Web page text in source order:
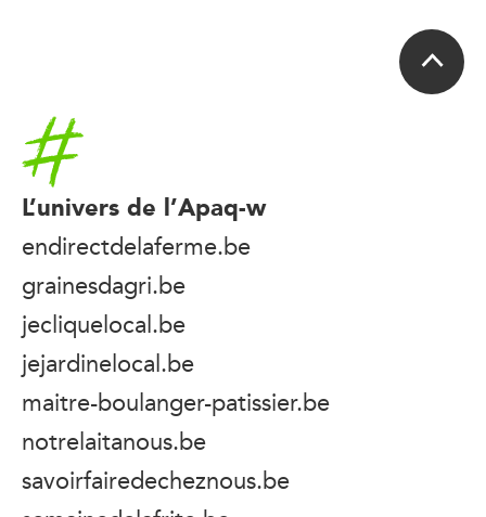
Accueil
L’univers de l’Apaq-w
endirectdelaferme.be
grainesdagri.be
jecliquelocal.be
jejardinelocal.be
maitre-boulanger-patissier.be
notrelaitanous.be
savoirfairedecheznous.be